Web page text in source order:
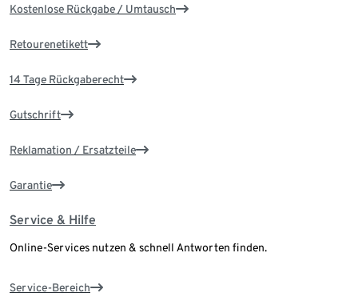
Kostenlose Rückgabe / Umtausch
Retourenetikett
14 Tage Rückgaberecht
Gutschrift
Reklamation / Ersatzteile
Garantie
Service & Hilfe
Online-Services nutzen & schnell Antworten finden.
Service-Bereich